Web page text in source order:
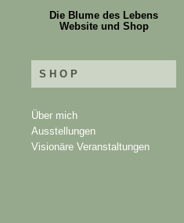
Die Blume des Lebens
Website und Shop
SHOP
Über mich
Ausstellungen
Visionäre Veranstaltungen